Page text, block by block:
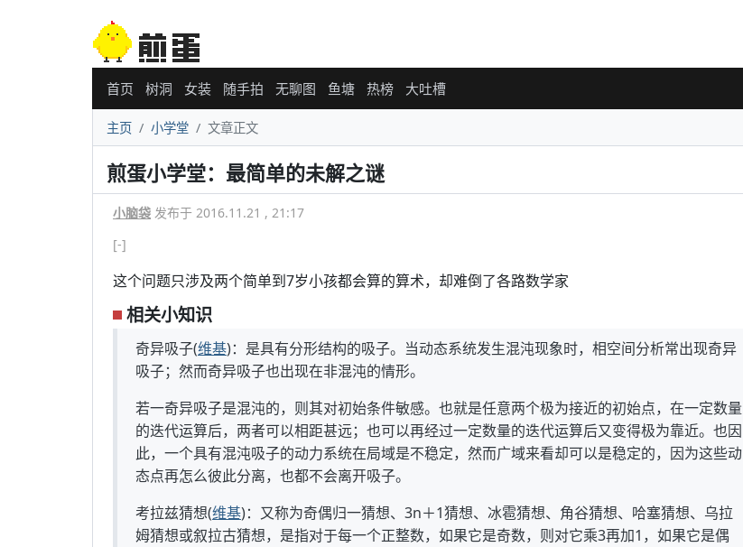
首页 树洞 女装 随手拍 无聊图 鱼塘 热榜 大吐槽
主页 小学堂 文章正文
煎蛋小学堂：最简单的未解之谜
小脑袋 发布于 2016.11.21 , 21:17
[-]
这个问题只涉及两个简单到7岁小孩都会算的算术，却难倒了各路数学家
相关小知识
奇异吸子(维基)：是具有分形结构的吸子。当动态系统发生混沌现象时，相空间分析常出现奇异
吸子；然而奇异吸子也出现在非混沌的情形。
若一奇异吸子是混沌的，则其对初始条件敏感。也就是任意两个极为接近的初始点，在一定数量
的迭代运算后，两者可以相距甚远；也可以再经过一定数量的迭代运算后又变得极为靠近。也因
此，一个具有混沌吸子的动力系统在局域是不稳定，然而广域来看却可以是稳定的，因为这些动
态点再怎么彼此分离，也都不会离开吸子。
考拉兹猜想(维基)：又称为奇偶归一猜想、3n＋1猜想、冰雹猜想、角谷猜想、哈塞猜想、乌拉
姆猜想或叙拉古猜想，是指对于每一个正整数，如果它是奇数，则对它乘3再加1，如果它是偶